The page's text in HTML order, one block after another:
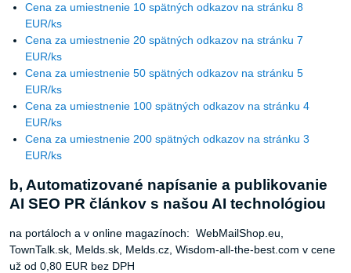
Cena za umiestnenie 10 spätných odkazov na stránku 8
EUR/ks
Cena za umiestnenie 20 spätných odkazov na stránku 7
EUR/ks
Cena za umiestnenie 50 spätných odkazov na stránku 5
EUR/ks
Cena za umiestnenie 100 spätných odkazov na stránku 4
EUR/ks
Cena za umiestnenie 200 spätných odkazov na stránku 3
EUR/ks
b, Automatizované napísanie a publikovanie
AI SEO PR článkov s našou AI technológiou
na portáloch a v online magazínoch: WebMailShop.eu,
TownTalk.sk, Melds.sk, Melds.cz, Wisdom-all-the-best.com v cene
už od 0,80 EUR bez DPH